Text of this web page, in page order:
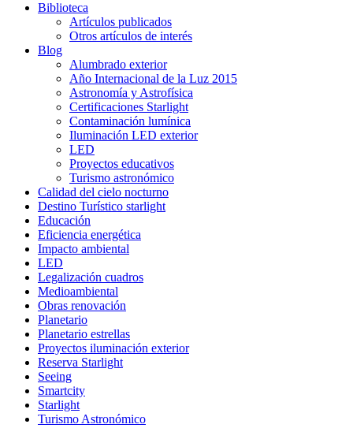
Biblioteca
Artículos publicados
Otros artículos de interés
Blog
Alumbrado exterior
Año Internacional de la Luz 2015
Astronomía y Astrofísica
Certificaciones Starlight
Contaminación lumínica
Iluminación LED exterior
LED
Proyectos educativos
Turismo astronómico
Calidad del cielo nocturno
Destino Turístico starlight
Educación
Eficiencia energética
Impacto ambiental
LED
Legalización cuadros
Medioambiental
Obras renovación
Planetario
Planetario estrellas
Proyectos iluminación exterior
Reserva Starlight
Seeing
Smartcity
Starlight
Turismo Astronómico